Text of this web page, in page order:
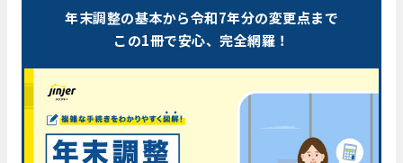
年末調整の基本から令和7年分の変更点まで
この1冊で安心、完全網羅！